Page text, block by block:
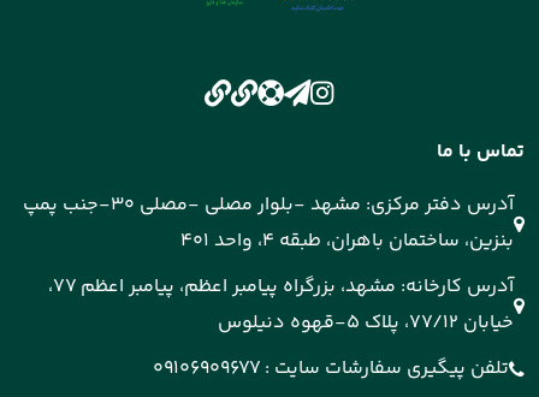
تماس با ما
آدرس دفتر مرکزی: مشهد -بلوار مصلی -مصلی 30-جنب پمپ
بنزین، ساختمان باهران، طبقه 4، واحد 401
آدرس کارخانه: مشهد، بزرگراه پیامبر اعظم، پیامبر اعظم 77،
خیابان 77/12، پلاک 5-قهوه دنیلوس
تلفن پیگیری سفارشات سایت : 09106909677